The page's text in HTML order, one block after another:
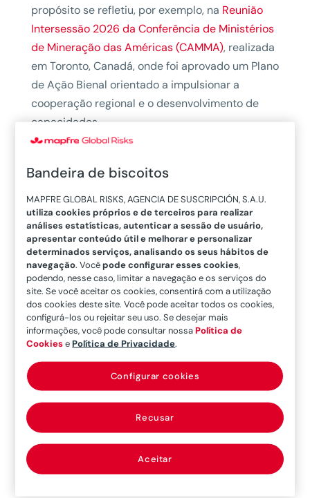
propósito se refletiu, por exemplo, na Reunião
Intersessão 2026 da Conferência de Ministérios
de Mineração das Américas (CAMMA), realizada
em Toronto, Canadá, onde foi aprovado um Plano
de Ação Bienal orientado a impulsionar a
cooperação regional e o desenvolvimento de
capacidades.
secretário executivo da Comissão Econômica
aborda os desafios e oportunidades desta
aliança estratégica.
Um vínculo
fundamental da
mineração global
“América Latina e o Caribe, junto com o Canadá,
formamum eixo essencial na mineração
mundial devido à magnitude e diversidade de
seus recursos minerais,
capacidades desenvolvidas para sua
exploração e aproveitamento”, afirma o
Bandeira de biscoitos
MAPFRE GLOBAL RISKS, AGENCIA DE SUSCRIPCIÓN, S.A.U.
utiliza cookies próprios e de terceiros para realizar
análises estatísticas, autenticar a sessão de usuário,
apresentar conteúdo útil e melhorar e personalizar
determinados serviços, analisando os seus hábitos de
navegação. Vocêpode configurar esses cookies,
podendo, nesse caso, limitar a navegação e os serviços do
site. Se você aceitar os cookies, consentirá com a utilização
dos cookies deste site. Você pode aceitar todos os cookies,
configurá-los ou rejeitar seu uso. Se desejar mais
informações, você pode consultar nossaPolítica de
CookiesePolítica de Privacidade.
Recusar
Aceitar
Configurar cookies